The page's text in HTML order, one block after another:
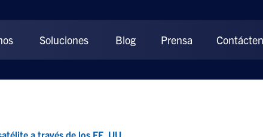
Soluciones Blog Prensa
a través de los EE. UU.